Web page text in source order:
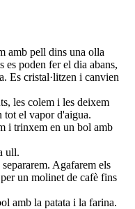
amb pell dins una olla
es poden fer el dia abans,
Es cristal·litzen i canvien
les colem i les deixem
tot el vapor d'aigua.
i trinxem en un bol amb
ull.
Agafarem els
un molinet de cafè fins
amb la patata i la farina.